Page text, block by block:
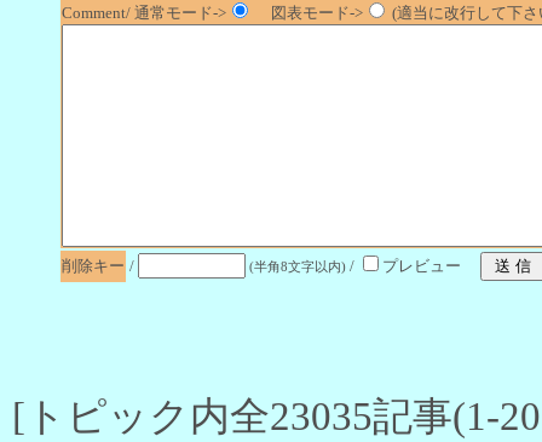
Comment/ 通常モード->
図表モード-> (適当に改行して下
削除キー / (半角8文字以内) / プレビュー
[トピック内全23035記事(1-